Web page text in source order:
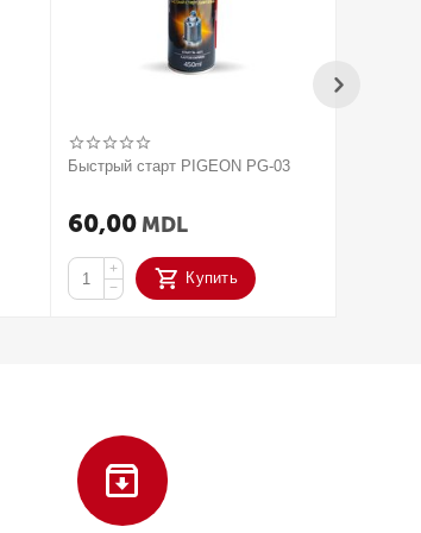
Быстрый старт PIGEON PG-03
60,00 MDL
+
−
Купить